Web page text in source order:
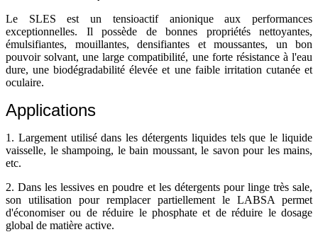
Le SLES est un tensioactif anionique aux performances
exceptionnelles. Il possède de bonnes propriétés nettoyantes,
émulsifiantes, mouillantes, densifiantes et moussantes, un bon
pouvoir solvant, une large compatibilité, une forte résistance à l'eau
dure, une biodégradabilité élevée et une faible irritation cutanée et
oculaire.
Applications
1. Largement utilisé dans les détergents liquides tels que le liquide
vaisselle, le shampoing, le bain moussant, le savon pour les mains,
etc.
2. Dans les lessives en poudre et les détergents pour linge très sale,
son utilisation pour remplacer partiellement le LABSA permet
d'économiser ou de réduire le phosphate et de réduire le dosage
global de matière active.